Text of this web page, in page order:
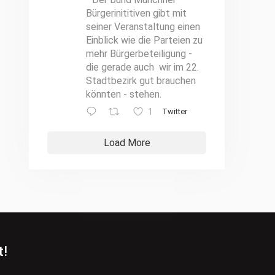
Bürgerinititiven gibt mit
seiner Veranstaltung einen
Einblick wie die Parteien zu
mehr Bürgerbeteiligung -
die gerade auch wir im 22.
Stadtbezirk gut brauchen
könnten - stehen.
1 Twitter
Load More